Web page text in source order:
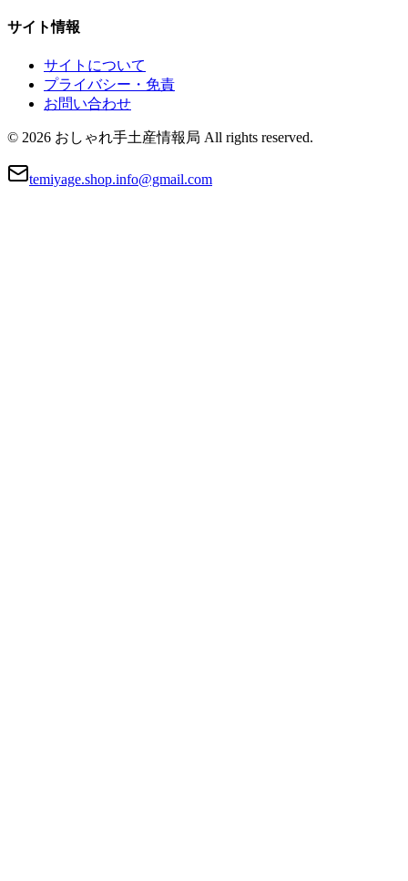
サイト情報
サイトについて
プライバシー・免責
お問い合わせ
© 2026 おしゃれ手土産情報局 All rights reserved.
temiyage.shop.info@gmail.com